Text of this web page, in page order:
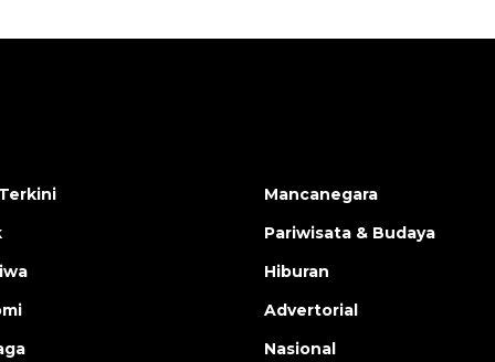
Mancanegara
Pariwisata & Budaya
Hiburan
Advertorial
Nasional